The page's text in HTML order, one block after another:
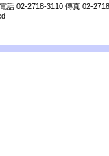
話 02-2718-3110 傳真 02-